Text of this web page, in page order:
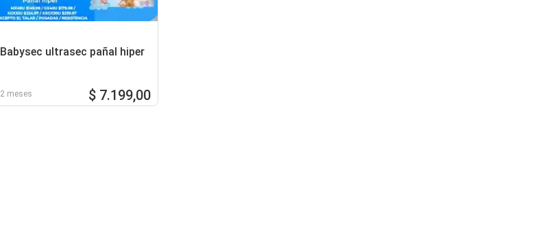
Babysec ultrasec pañal hiper
2 meses $ 7.199,00